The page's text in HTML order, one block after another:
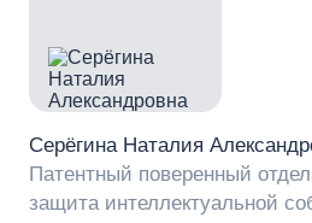
Серёгина Наталия
Патентный поверенный
защита интеллектуальной